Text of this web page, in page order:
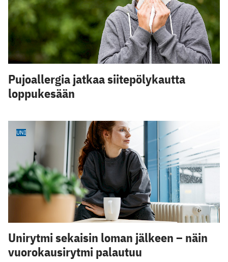
Pujoallergia jatkaa siitepölykautta
loppukesään
UNI
Unirytmi sekaisin loman jälkeen – näin
vuorokausirytmi palautuu